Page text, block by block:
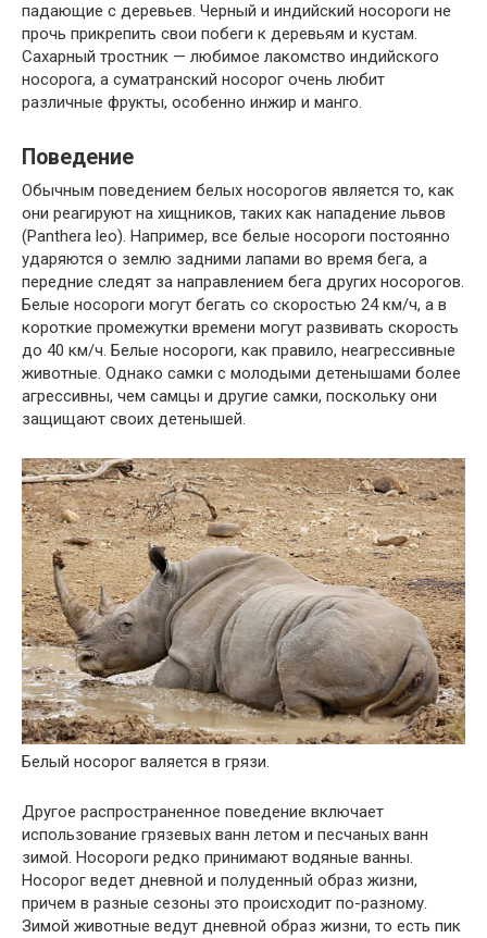
падающие с деревьев. Черный и индийский носороги не
прочь прикрепить свои побеги к деревьям и кустам.
Сахарный тростник — любимое лакомство индийского
носорога, а суматранский носорог очень любит
различные фрукты, особенно инжир и манго.
Поведение
Обычным поведением белых носорогов является то, как
они реагируют на хищников, таких как нападение львов
(Panthera leo). Например, все белые носороги постоянно
ударяются о землю задними лапами во время бега, а
передние следят за направлением бега других носорогов.
Белые носороги могут бегать со скоростью 24 км/ч, а в
короткие промежутки времени могут развивать скорость
до 40 км/ч. Белые носороги, как правило, неагрессивные
животные. Однако самки с молодыми детенышами более
агрессивны, чем самцы и другие самки, поскольку они
защищают своих детенышей.
Белый носорог валяется в грязи.
Другое распространенное поведение включает
использование грязевых ванн летом и песчаных ванн
зимой. Носороги редко принимают водяные ванны.
Носорог ведет дневной и полуденный образ жизни,
причем в разные сезоны это происходит по-разному.
Зимой животные ведут дневной образ жизни, то есть пик